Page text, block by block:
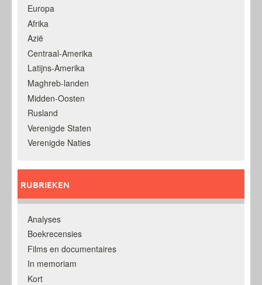
Europa
Afrika
Azië
Centraal-Amerika
Latijns-Amerika
Maghreb-landen
Midden-Oosten
Rusland
Verenigde Staten
Verenigde Naties
RUBRIEKEN
Analyses
Boekrecensies
Films en documentaires
In memoriam
Kort